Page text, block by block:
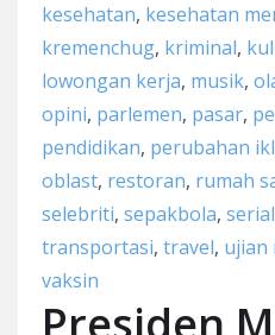
kesehatan, kesehatan
kremenchug, kriminal,
lowongan kerja, musik,
opini, parlemen, pasar,
pendidikan, perubahan
oblast, restoran, rumah
selebriti, sepakbola, serial
transportasi, travel, ujian
vaksin